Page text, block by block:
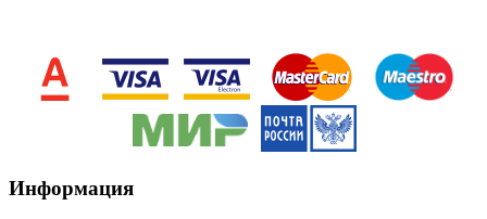
Информация